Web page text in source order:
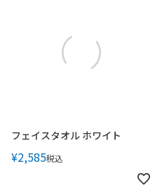
フェイスタオル ホワイト
¥2,585税込